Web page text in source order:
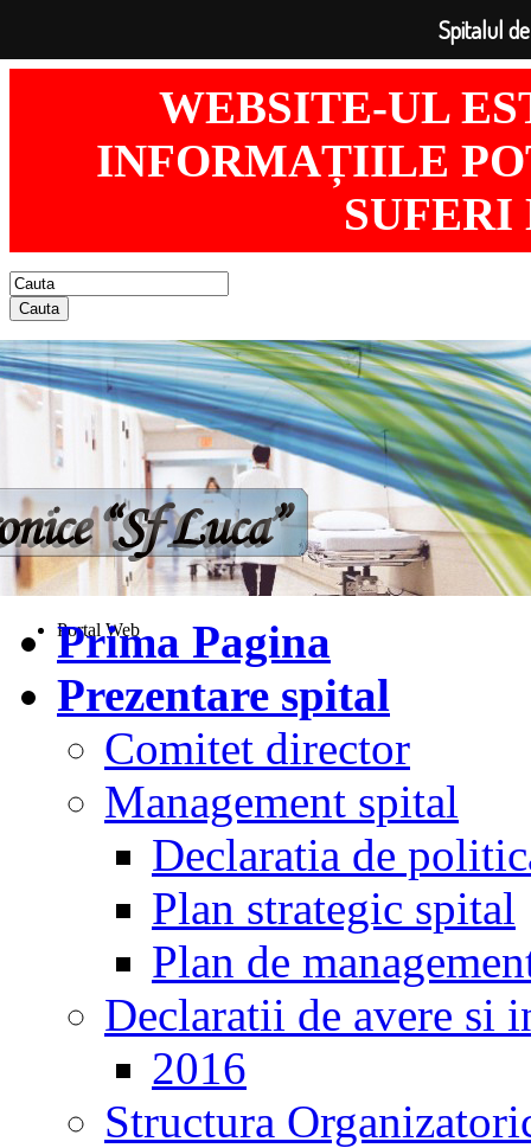
WEBSITE-UL
INFORMAȚIILE
Cauta
Portal Web
Prima Pagina
Prezentare spital
Comitet director
Management spital
Declaratia de
Plan strategic spital
Plan de
Declaratii de avere si
2016
Structura
Spitalul